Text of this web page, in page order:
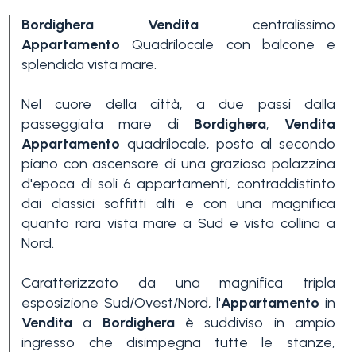
Bordighera Vendita centralissimo
Appartamento Quadrilocale con balcone e
splendida vista mare.
Nel cuore della città, a due passi dalla
passeggiata mare di Bordighera, Vendita
Appartamento quadrilocale, posto al secondo
piano con ascensore di una graziosa palazzina
d'epoca di soli 6 appartamenti, contraddistinto
dai classici soffitti alti e con una magnifica
quanto rara vista mare a Sud e vista collina a
Nord.
Caratterizzato da una magnifica tripla
esposizione Sud/Ovest/Nord, l'Appartamento in
Vendita a Bordigheraè suddiviso in ampio
ingresso che disimpegna tutte le stanze,
Camere
minime
Qualsiasi
1
2